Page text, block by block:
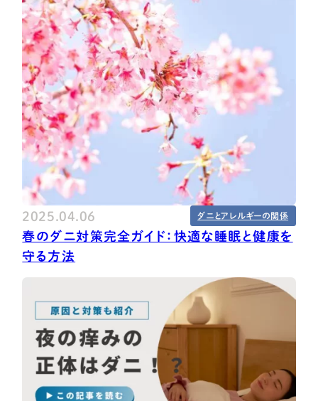
2025.04.06 ダニとアレルギーの関係
春のダニ対策完全ガイド：快適な睡眠と健康を
守る方法